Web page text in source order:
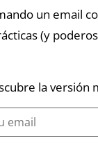
un email
(y
la versión